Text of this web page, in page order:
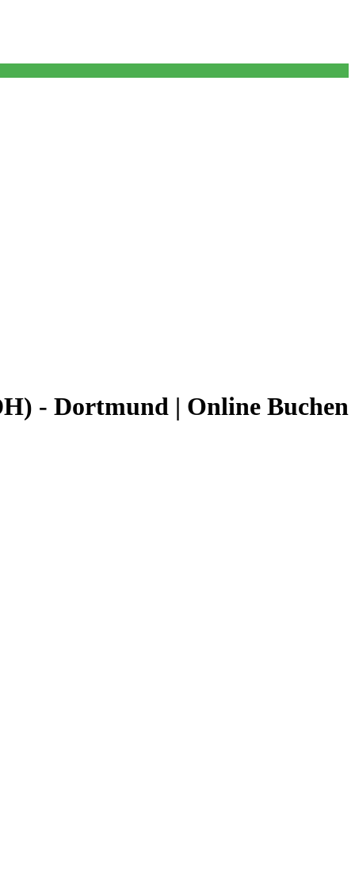
- Dortmund | Online Buchen